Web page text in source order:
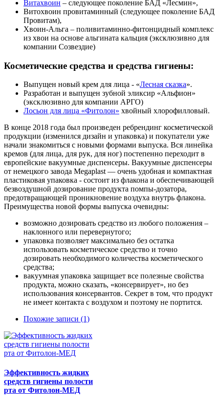
Витахвоин – следующее поколение БАД «Лесмин»,
Витохвоин провитаминный (следующее поколение БАД
Провитам),
Хвоин-Альга – поливитаминно-фитонцидный комплекс
из хвои на основе альгината кальция (эксклюзивно для
компании Созвездие)
Косметические средства и средства гигиены:
Выпущен новый крем для лица - «Лесная сказка».
Разработан и выпущен зубной эликсир «Альфион»
(эксклюзивно для компании АРГО)
Лосьон для лица «Фитолон» хвойный хлорофилловый.
В конце 2018 года был произведен ребрендинг косметической
продукции (изменился дизайн и упаковка) и покупатели уже
начали знакомиться с новыми формами выпуска. Вся линейка
кремов (для лица, для рук, для ног) постепенно переходит в
европейские вакуумные диспенсеры. Вакуумные диспенсеры
от немецкого завода Megaplast — очень удобная и компактная
пластиковая упаковка - состоит из флакона и обеспечивающей
безвоздушной дозирование продукта помпы-дозатора,
предотвращающей проникновение воздуха внутрь флакона.
Преимущества новой формы выпуска очевидны:
возможно дозировать средство из любого положения –
наклонного или перевернутого;
упаковка позволяет максимально без остатка
использовать косметическое средство и точно
дозировать необходимого количества косметического
средства;
вакуумная упаковка защищает все полезные свойства
продукта, можно сказать, «консервирует», но без
использования консервантов. Секрет в том, что продукт
не имеет контакта с воздухом и поэтому не портится.
Похожие записи (1)
Эффективность жидких
средств гигиены полости
рта от Фитолон-МЕД